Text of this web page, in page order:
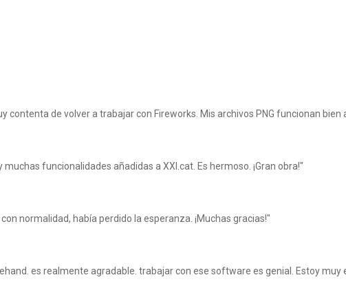
de volver a trabajar con Fireworks. Mis archivos PNG funcionan
funcionalidades añadidas a XXI.cat. Es hermoso. ¡Gran obra!"
normalidad, había perdido la esperanza. ¡Muchas gracias!"
es realmente agradable. trabajar con ese software es genial. Estoy muy